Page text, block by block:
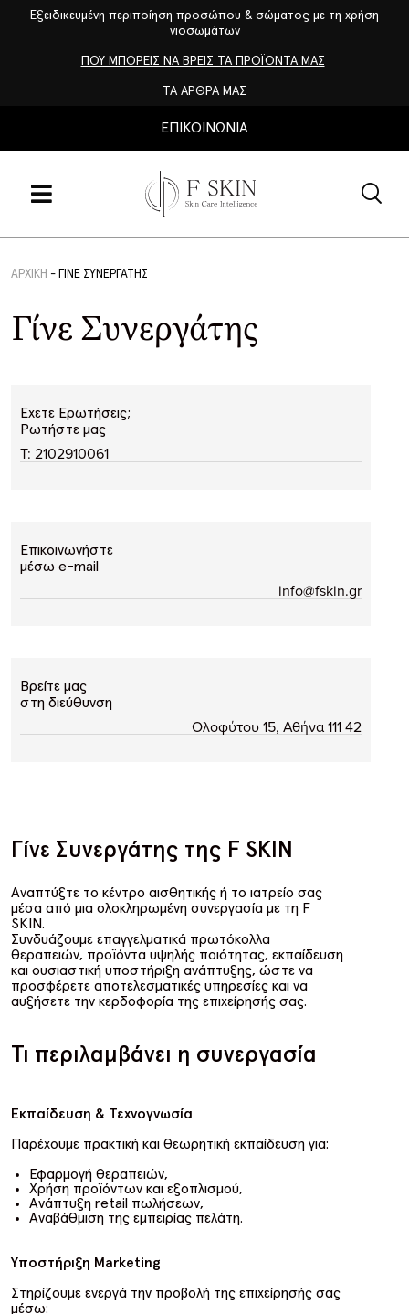
Εξειδικευμένη περιποίηση προσώπου & σώματος με τη χρήση
νιοσωμάτων
ΠΟΥ ΜΠΟΡΕΙΣ ΝΑ ΒΡΕΙΣ ΤΑ ΠΡΟΪΟΝΤΑ ΜΑΣ
ΤΑ ΑΡΘΡΑ ΜΑΣ
ΕΠΙΚΟΙΝΩΝΙΑ
ΑΡΧΙΚΉ - ΓΊΝΕ ΣΥΝΕΡΓΆΤΗΣ
Γίνε Συνεργάτης
Έχετε Ερωτήσεις;
Ρωτήστε μας
T: 2102910061
Επικοινωνήστε
μέσω e-mail
info@fskin.gr
Βρείτε μας
στη διεύθυνση
Ολοφύτου 15, Αθήνα 111 42
Γίνε Συνεργάτης της F SKIN
Αναπτύξτε το κέντρο αισθητικής ή το ιατρείο σας
μέσα από μια ολοκληρωμένη συνεργασία με τη F
SKIN.
Συνδυάζουμε επαγγελματικά πρωτόκολλα
θεραπειών, προϊόντα υψηλής ποιότητας, εκπαίδευση
και ουσιαστική υποστήριξη ανάπτυξης, ώστε να
προσφέρετε αποτελεσματικές υπηρεσίες και να
αυξήσετε την κερδοφορία της επιχείρησής σας.
Τι περιλαμβάνει η συνεργασία
Εκπαίδευση & Τεχνογνωσία
Παρέχουμε πρακτική και θεωρητική εκπαίδευση για:
Εφαρμογή θεραπειών,
Χρήση προϊόντων και εξοπλισμού,
Ανάπτυξη retail πωλήσεων,
Αναβάθμιση της εμπειρίας πελάτη.
Υποστήριξη Marketing
Στηρίζουμε ενεργά την προβολή της επιχείρησής σας
μέσω: